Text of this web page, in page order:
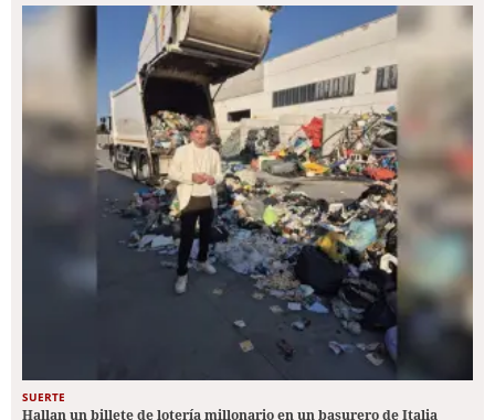
SUERTE
Hallan un billete de lotería millonario en un basurero de Italia